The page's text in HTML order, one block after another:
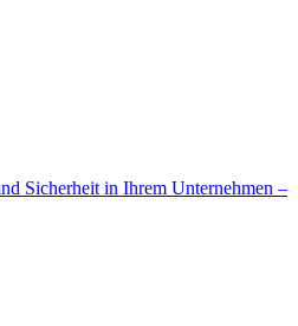
Sicherheit in Ihrem Unternehmen –